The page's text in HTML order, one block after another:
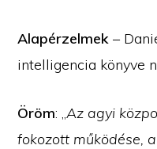
Alapérzelmek –
intelligencia könyve
Öröm: „Az agyi
fokozott működése,